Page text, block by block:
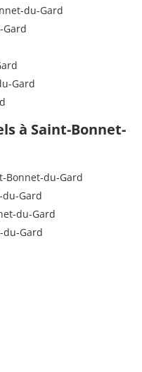
du-Gard
Gard
à Saint-Bonnet-
Bonnet-du-Gard
du-Gard
du-Gard
du-Gard